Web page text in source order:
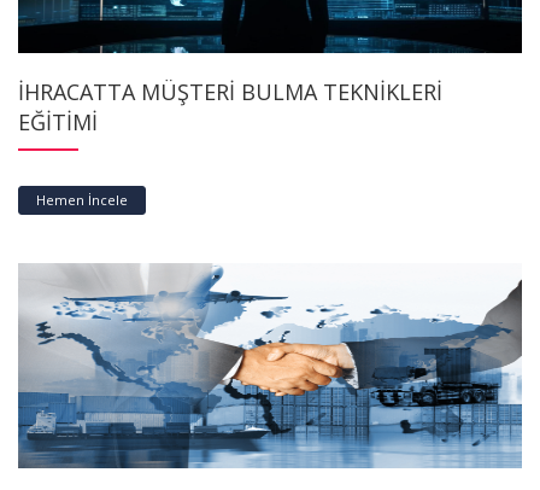
İHRACATTA MÜŞTERİ BULMA TEKNİKLERİ
EĞİTİMİ
Hemen İncele